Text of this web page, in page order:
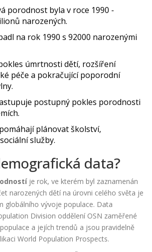
porodnost byla v roce 1990 -
narozených.
na rok 1990 s 92000 narozenými
úmrtnosti dětí, rozšíření
péče a pokračující poporodní
postupný pokles porodnosti
plánovat školství,
služby.
data?
je rok, ve kterém byl zaznamenán
narozených dětí na úrovni celého světa je
globálního vývoje populace. Data
Division oddělení OSN zaměřené
a jejích trendů a jsou pravidelně
World Population Prospects.